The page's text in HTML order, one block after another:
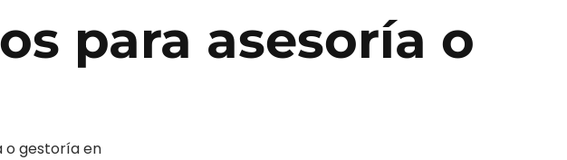
para asesoría o
o gestoríaen